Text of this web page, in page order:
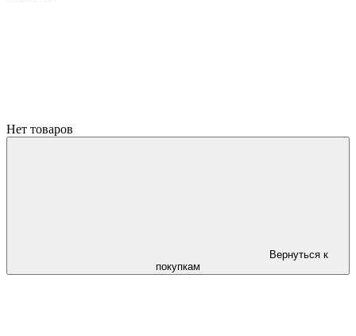
Нет товаров
Вернуться к
покупкам